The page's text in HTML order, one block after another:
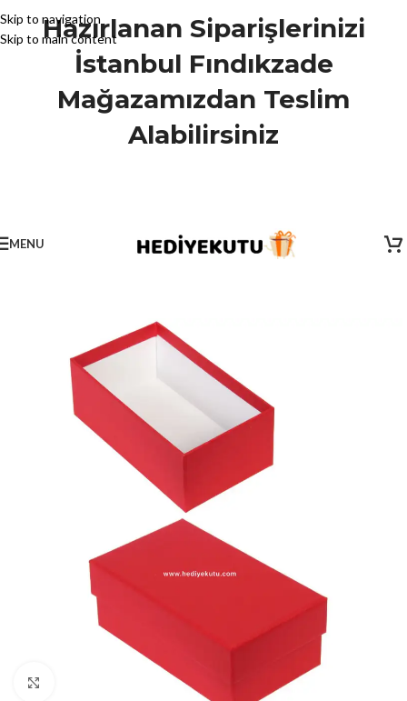
Skip to navigation
Skip to main content
Hazırlanan Siparişlerinizi
İstanbul Fındıkzade
Mağazamızdan Teslim
Alabilirsiniz
MENU